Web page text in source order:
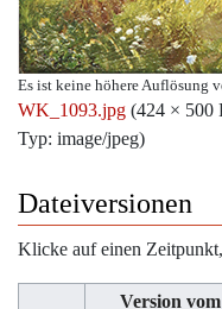
Es ist keine höhere Auflösung
WK_1093.jpg (424 × 500
Typ: image/jpeg)
Dateiversionen
Klicke auf einen
Version vom